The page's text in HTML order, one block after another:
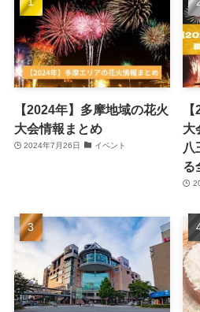
【2024年】多摩地域の花火
大会情報まとめ
2024年7月26日 イベント
大
八
る